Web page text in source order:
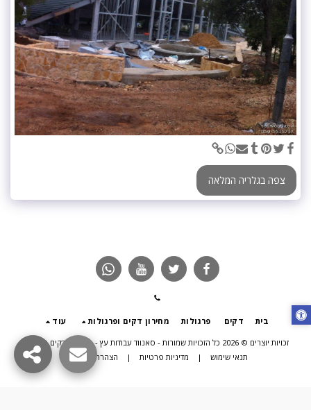
צפה בגלריה המלאה
בית דקים פרגולות מחירון דקים ופרגולות עוד
זכויות יוצרים © 2026 כל הזכויות שמורות -
סאנווד עבודות עץ - פרגולות דקים תוספות
תנאי שימוש | מדיניות פרטיות | הצהרת נגישות